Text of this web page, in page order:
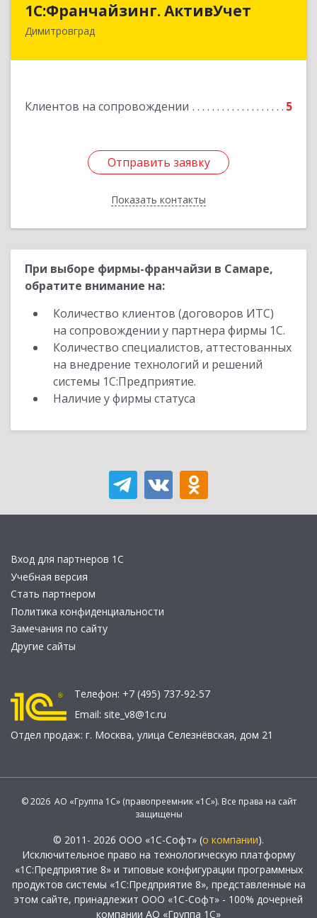
1С:Франчайзинг. АктивУчет
Димитровград
Клиентов на сопровождении 5
Отправить заявку
Показать контакты
433505, Ульяновская обл., г. Димитровград, ул.
Отправить заявку
Назад
При выборе фирмы-франчайзи в Самаре,
обратите внимание на:
Количество клиентов (договоров ИТС)
на сопровождении у партнера фирмы 1С.
Количество специалистов, аттестованных
на внедрение технологий и решений
системы 1С:Предприятие.
Наличие у фирмы статуса
Вход для партнеров 1С
Учебная версия
Стать партнером
Политика конфиденциальности
Замечания по сайту
Другие сайты
Телефон: +7 (495) 737-92-57
Email: site_v8@1c.ru
Отдел продаж: г. Москва, улица Селезнёвская, дом 21
© 2026 АО «Группа 1С» (правопреемник «1С»). Все права на сайт
защищены
© 2011- 2026 ООО «1С-Софт» (о компании).
Исключительное право на технологическую платформу
«1С:Предприятие 8» и типовые конфигурации программных
продуктов системы «1С:Предприятие 8», представленные на
этом сайте, принадлежит ООО «1С-Софт» - 100% дочерней
компании АО «Группа 1С»